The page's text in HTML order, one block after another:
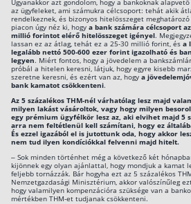
az ügyfeleket, ami számukra célcsoport: tehát akik
rendelkeznek, és bizonyos hitelösszeget
piacon úgy néz ki, hogy a bank számára célcsoport
millió forintot elérő hitelösszeget igényel.
lassan ez az átlag, tehát ez a 25-30 millió forint, és a
legalább nettó 500-600 ezer forint igazolható és
legyen. Miért fontos, hogy a jövedelem a
próbál a hitelen keresni, látjuk, hogy egyre kisebb
szeretne keresni, és ezért van az, hogy a
bank kamatot csökkenteni.
Az 5 százalékos THM-nél várhatólag lesz majd
milyen lakást vásároltok, vagy hogy milyen
egy prémium ügyfélkör lesz az, aki elvihet majd 5
arra nem feltétlenül kell számítani, hogy ez
És ezzel igazából el is jutottunk oda, hogy akkor
nem tud ilyen kondíciókkal felvenni majd hitelt.
– Sok minden történhet még a következő két
kijönnek egy olyan ajánlattal, hogy mondjuk a kamat
feljebb tornázzák. Bár hogyha ezt az 5 százalékos
Nemzetgazdasági Minisztérium, akkor valószínűleg
hogy valamilyen kompenzációra szüksége van a
mértékben THM-et tudjanak csökkenteni.